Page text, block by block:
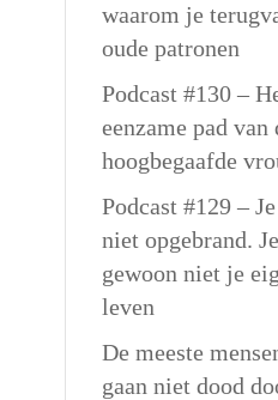
waarom je
oude patronen
Podcast #130 –
eenzame pad van
hoogbegaafde
Podcast #129 –
niet opgebrand.
gewoon niet je
leven
De meeste
gaan niet dood